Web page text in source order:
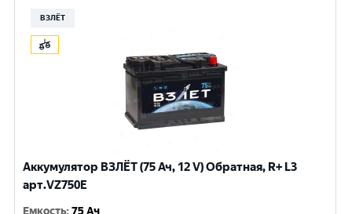
ВЗЛЁТ
Аккумулятор ВЗЛЁТ (75 Ач, 12 V) Обратная, R+ L3
арт.VZ750E
Емкость:75 Ач